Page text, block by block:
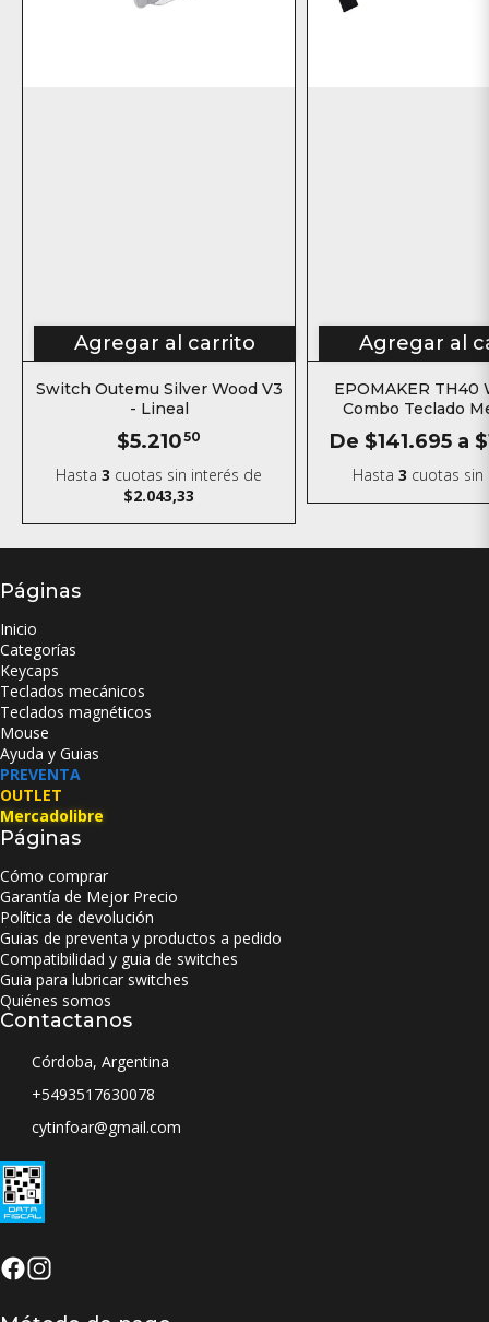
Agregar al carrito
Switch Outemu Silver Wood V3
- Lineal
$5.21050
Hasta3 cuotas sin interés de
$2.043,33
Agregar al
EPOMAKER TH40
Combo Teclado
De $141.695 a
Hasta 3 cuotas sin
Páginas
Inicio
Categorías
Keycaps
Teclados mecánicos
Teclados magnéticos
Mouse
Ayuda y Guias
PREVENTA
OUTLET
Mercadolibre
Páginas
Cómo comprar
Garantía de Mejor Precio
Política de devolución
Guias de preventa y productos a pedido
Compatibilidad y guia de switches
Guia para lubricar switches
Quiénes somos
Contactanos
Córdoba, Argentina
+5493517630078
cytinfoar@gmail.com